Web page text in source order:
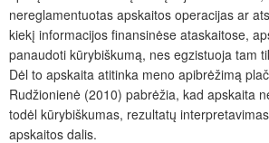
nereglamentuotas apskaitos operacijas ar
kiekį informacijos finansinėse ataskaitose,
panaudoti kūrybiškumą, nes egzistuoja tam
Dėl to apskaita atitinka meno apibrėžimą
Rudžionienė (2010) pabrėžia, kad apskaita
todėl kūrybiškumas, rezultatų
apskaitos dalis.